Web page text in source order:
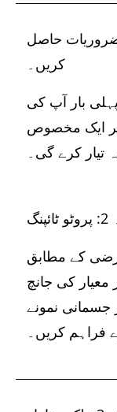
ضروریات حاصل
کریں۔
پہلی بار آپ کی
ایک مخصوص
تیار کرے گی۔
کے مطابق
معیار کی جانچ
جسمانی نمونے
فراہم کریں۔